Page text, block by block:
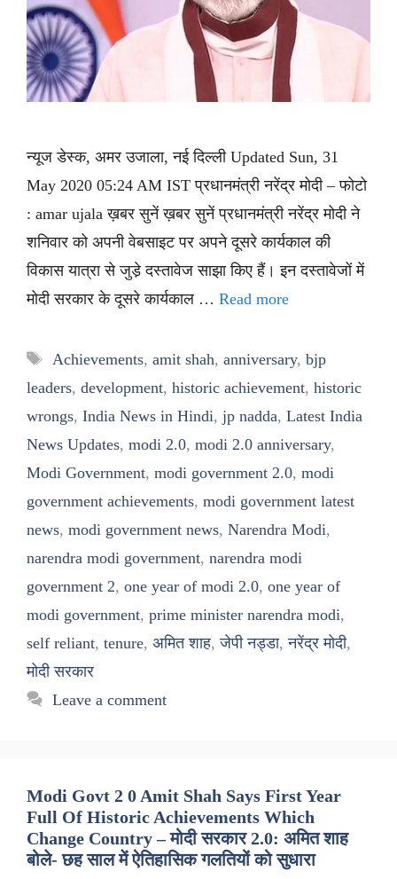
न्यूज डेस्क, अमर उजाला, नई दिल्ली Updated Sun, 31
May 2020 05:24 AM IST प्रधानमंत्री नरेंद्र मोदी – फोटो
: amar ujala ख़बर सुनें ख़बर सुनें प्रधानमंत्री नरेंद्र मोदी ने
शनिवार को अपनी वेबसाइट पर अपने दूसरे कार्यकाल की
विकास यात्रा से जुडे़ दस्तावेज साझा किए हैं। इन दस्तावेजों में
मोदी सरकार के दूसरे कार्यकाल … Read more
Tags
Achievements, amit shah, anniversary, bjp
leaders, development, historic achievement, historic
wrongs, India News in Hindi, jp nadda, Latest India
News Updates, modi 2.0, modi 2.0 anniversary,
Modi Government, modi government 2.0, modi
government achievements, modi government latest
news, modi government news, Narendra Modi,
narendra modi government, narendra modi
government 2, one year of modi 2.0, one year of
modi government, prime minister narendra modi,
self reliant, tenure, अमित शाह,जेपी नड्डा,नरेंद्र मोदी,
मोदी सरकार
Leave a comment
Modi Govt 2 0 Amit Shah Says First Year
Full Of Historic Achievements Which
Change Country – मोदी सरकार 2.0: अमित शाह
बोले- छह साल में ऐतिहासिक गलतियों को सुधारा